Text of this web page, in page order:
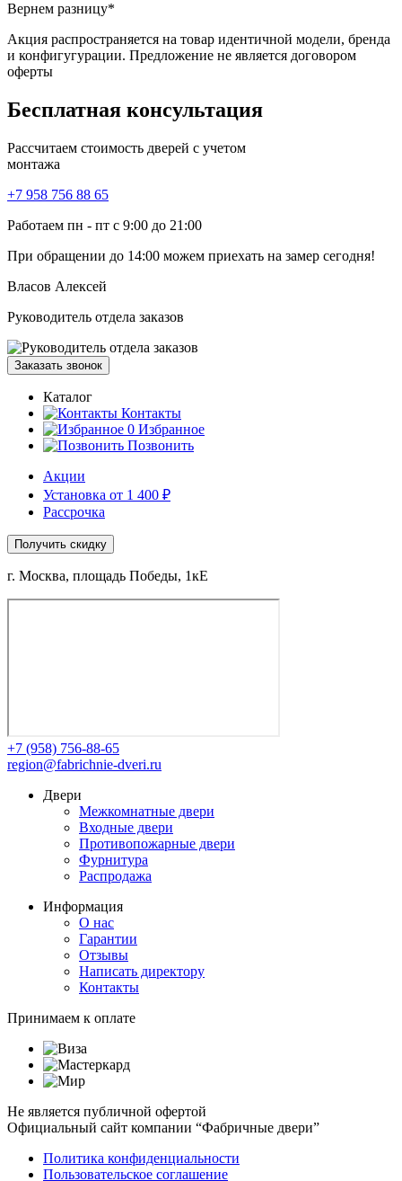
Вернем разницу*
Акция распространяется на товар идентичной модели, бренда
и конфигугурации. Предложение не является договором
оферты
Бесплатная консультация
Рассчитаем стоимость дверей с учетом
монтажа
+7 958 756 88 65
Работаем пн - пт с 9:00 до 21:00
При обращении до 14:00 можем приехать на замер сегодня!
Власов Алексей
Руководитель отдела заказов
Заказать звонок
Каталог
Контакты
0 Избранное
Позвонить
Акции
Установка от 1 400 ₽
Рассрочка
Получить скидку
г. Москва, площадь Победы, 1кЕ
+7 (958) 756-88-65
region@fabrichnie-dveri.ru
Двери
Межкомнатные двери
Входные двери
Противопожарные двери
Фурнитура
Распродажа
Информация
О нас
Гарантии
Отзывы
Написать директору
Контакты
Принимаем к оплате
Не является публичной офертой
Официальный сайт компании “Фабричные двери”
Политика конфиденциальности
Пользовательское соглашение